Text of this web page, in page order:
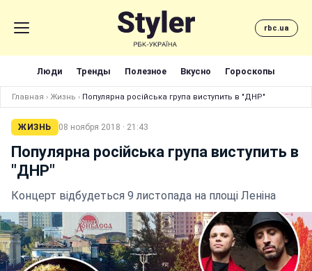
rbc.ua
Люди Тренды Полезное Вкусно Гороскопы
Главная › Жизнь › Популярна російська група виступить в "ДНР"
ЖИЗНЬ 08 ноября 2018 · 21:43
Популярна російська група виступить в
"ДНР"
Концерт відбудеться 9 листопада на площі Леніна